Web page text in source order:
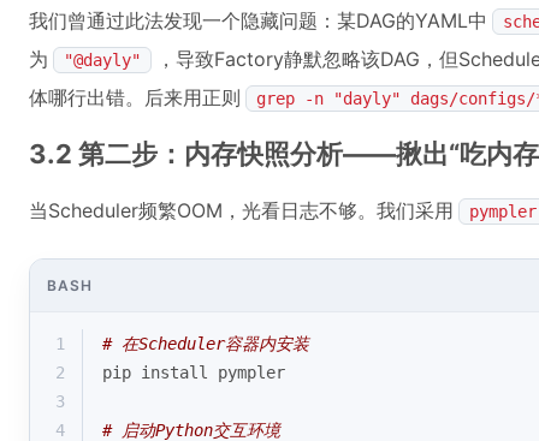
我们曾通过此法发现一个隐藏问题：某DAG的YAML中
为 "@dayly"
，导致Factory静默忽略该DAG，但
体哪行出错。后来用正则
grep -n "dayly" dags/configs/
3.2 第二步：内存快照分析——揪出“吃内存
当Scheduler频繁OOM，光看日志不够。我们采用 pympler
BASH
1
# 在Scheduler容器内安装
2
pip install pympler
3
4
# 启动Python交互环境